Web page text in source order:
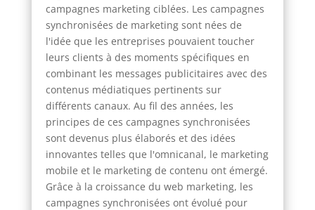
campagnes marketing ciblées. Les campagnes
synchronisées de marketing sont nées de
l'idée que les entreprises pouvaient toucher
leurs clients à des moments spécifiques en
combinant les messages publicitaires avec des
contenus médiatiques pertinents sur
différents canaux. Au fil des années, les
principes de ces campagnes synchronisées
sont devenus plus élaborés et des idées
innovantes telles que l'omnicanal, le marketing
mobile et le marketing de contenu ont émergé.
Grâce à la croissance du web marketing, les
campagnes synchronisées ont évolué pour